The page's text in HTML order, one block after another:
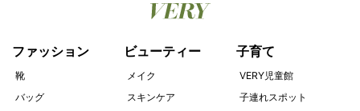
ファッション
靴
バッグ
ビューティー
メイク
スキンケア
子育て
VERY児童館
子連れスポット